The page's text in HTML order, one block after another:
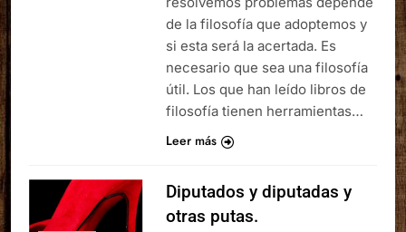
de la filosofía que adoptemos y
si esta será la acertada. Es
necesario que sea una filosofía
útil. Los que han leído libros de
filosofía tienen herramientas…
Leer más
Diputados y diputadas y
otras putas.